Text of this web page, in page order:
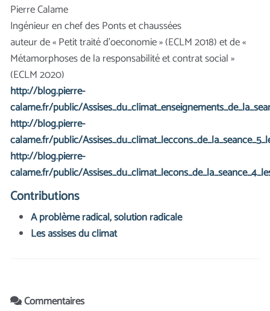
Pierre Calame
Ingénieur en chef des Ponts et chaussées
auteur de « Petit traité d’oeconomie » (ECLM 2018) et de «
Métamorphoses de la responsabilité et contrat social »
(ECLM 2020)
http://blog.pierre-
calame.fr/public/
http://blog.pierre-
calame.fr/public/
http://blog.pierre-
calame.fr/public/
Contributions
A problème radical, solution radicale
Les assises du climat
Commentaires